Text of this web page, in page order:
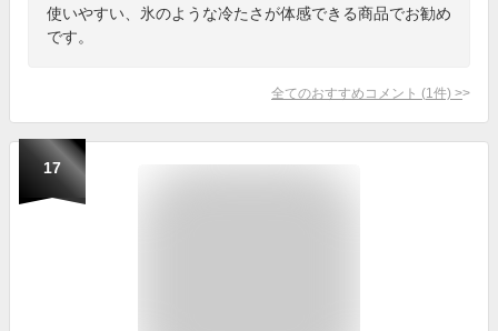
使いやすい、氷のような冷たさが体感できる商品でお勧め
です。
全てのおすすめコメント (1 件) >
17